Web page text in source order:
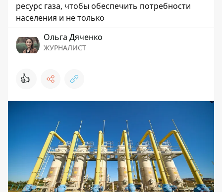
ресурс газа, чтобы обеспечить потребности
населения и не только
Ольга Дяченко
ЖУРНАЛИСТ
👍